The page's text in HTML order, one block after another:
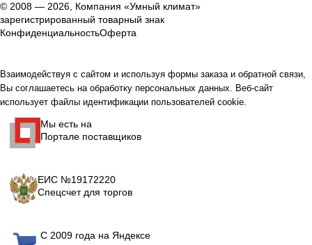
© 2008 — 2026, Компания «Умный климат»
зарегистрированный товарный знак
КонфиденциальностьОферта
Взаимодействуя с сайтом и используя формы заказа и обратной связи,
Вы соглашаетесь на обработку персональных данных. Веб-сайт
использует файлы идентификации пользователей cookie.
Мы есть на
Портале поставщиков
ЕИС №19172220
Спецсчет для торгов
С 2009 года на Яндексе